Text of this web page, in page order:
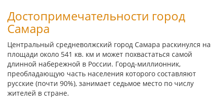
Достопримечательности город
Самара
Центральный средневолжский город Самара раскинулся на
площади около 541 кв. км и может похвастаться самой
длинной набережной в России. Город-миллионник,
преобладающую часть населения которого составляют
русские (почти 90%), занимает седьмое место по числу
жителей в стране.